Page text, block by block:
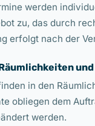
werden
zu, das durch
erfolgt nach der
in den
obliegen dem
werden.